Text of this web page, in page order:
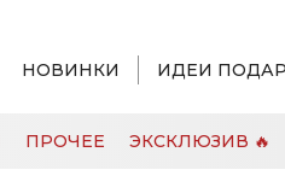
НОВИНКИ ИДЕИ
ПРОЧЕЕ ЭКСКЛЮЗИВ 🔥